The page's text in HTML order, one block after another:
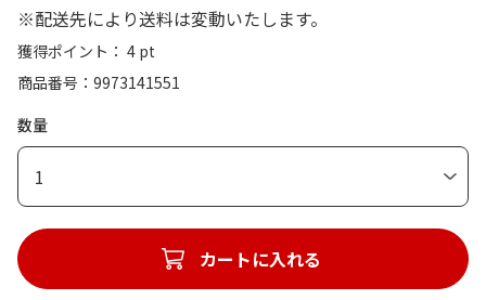
※配送先により送料は変動いたします。
獲得ポイント： 4 pt
商品番号
9973141551
数量
1
カートに入れる